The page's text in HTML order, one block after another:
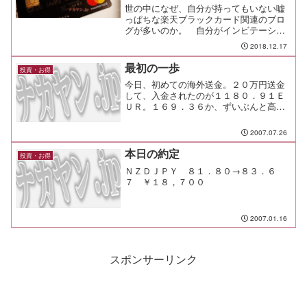
世の中になぜ、自分が持ってもいない嘘
っぱちな楽天ブラックカード関連のブロ
グが多いのか。 自分がインビテーショ
ンを受け取って、ブログに記事を載せ
て、そして初めてわかったことがある。
それは、楽天ブラックカードをネタにす
るとアクセス数が増える、と...
2018.12.17
投資・お得 最初の一歩
今日、初めての海外送金。２０万円送金
して、入金されたのが１１８０．９１Ｅ
ＵＲ。１６９．３６か、ずいぶんと高く
2007.07.26
投資・お得 本日の約定
ＮＺＤＪＰＹ ８１．８０→８３．６
７ ￥１８，７００
2007.01.16
スポンサーリンク